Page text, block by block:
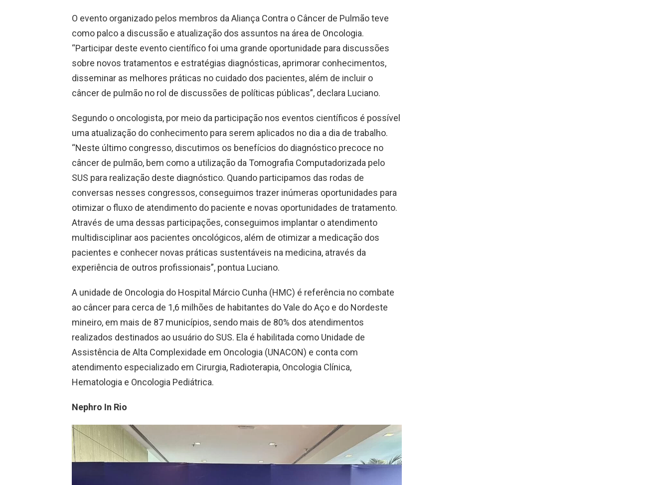
O evento organizado pelos membros da Aliança Contra o Câncer de Pulmão teve
como palco a discussão e atualização dos assuntos na área de Oncologia.
“Participar deste evento científico foi uma grande oportunidade para discussões
sobre novos tratamentos e estratégias diagnósticas, aprimorar conhecimentos,
disseminar as melhores práticas no cuidado dos pacientes, além de incluir o
câncer de pulmão no rol de discussões de políticas públicas”, declara Luciano.
Segundo o oncologista, por meio da participação nos eventos científicos é possível
uma atualização do conhecimento para serem aplicados no dia a dia de trabalho.
“Neste último congresso, discutimos os benefícios do diagnóstico precoce no
câncer de pulmão, bem como a utilização da Tomografia Computadorizada pelo
SUS para realização deste diagnóstico. Quando participamos das rodas de
conversas nesses congressos, conseguimos trazer inúmeras oportunidades para
otimizar o fluxo de atendimento do paciente e novas oportunidades de tratamento.
Através de uma dessas participações, conseguimos implantar o atendimento
multidisciplinar aos pacientes oncológicos, além de otimizar a medicação dos
pacientes e conhecer novas práticas sustentáveis na medicina, através da
experiência de outros profissionais”, pontua Luciano.
A unidade de Oncologia do Hospital Márcio Cunha (HMC) é referência no combate
ao câncer para cerca de 1,6 milhões de habitantes do Vale do Aço e do Nordeste
mineiro, em mais de 87 municípios, sendo mais de 80% dos atendimentos
realizados destinados ao usuário do SUS. Ela é habilitada como Unidade de
Assistência de Alta Complexidade em Oncologia (UNACON) e conta com
atendimento especializado em Cirurgia, Radioterapia, Oncologia Clínica,
Hematologia e Oncologia Pediátrica.
Nephro In Rio